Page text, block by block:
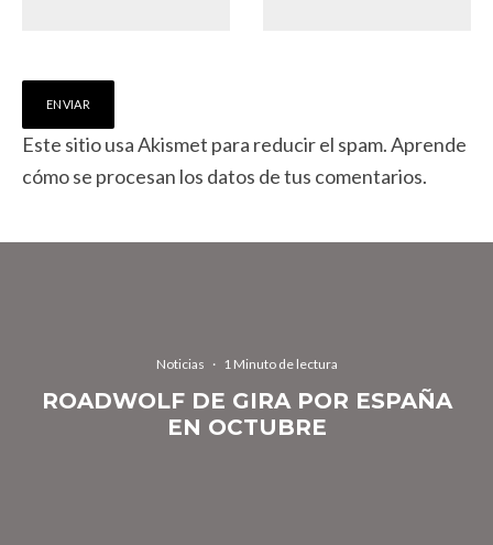
Este sitio usa Akismet para reducir el spam.Aprende
cómo se procesan los datos de tus comentarios.
Noticias · 1 Minuto de lectura
ROADWOLF DE GIRA POR ESPAÑA
EN OCTUBRE